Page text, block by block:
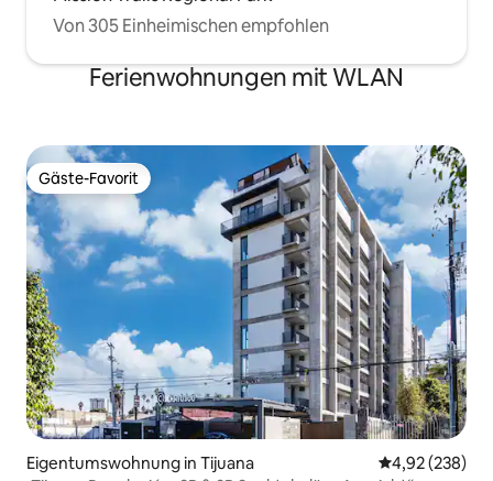
Von 305 Einheimischen empfohlen
Ferienwohnungen mit WLAN
Gäste-Favorit
Gäste-Favorit
Eigentumswohnung in Tijuana
4,92 (238)